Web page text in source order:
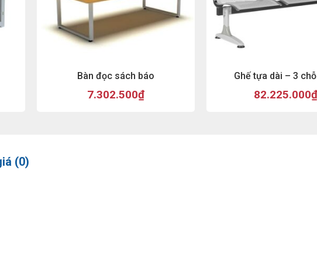
Bàn đọc sách báo
7.302.500₫
Ghế tựa dài – 3
82.225.000₫
(0)